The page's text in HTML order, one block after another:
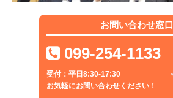
お問い合わせ窓口
099-254-1133
受付：平日8:30-17:30
お気軽にお問い合わせください！